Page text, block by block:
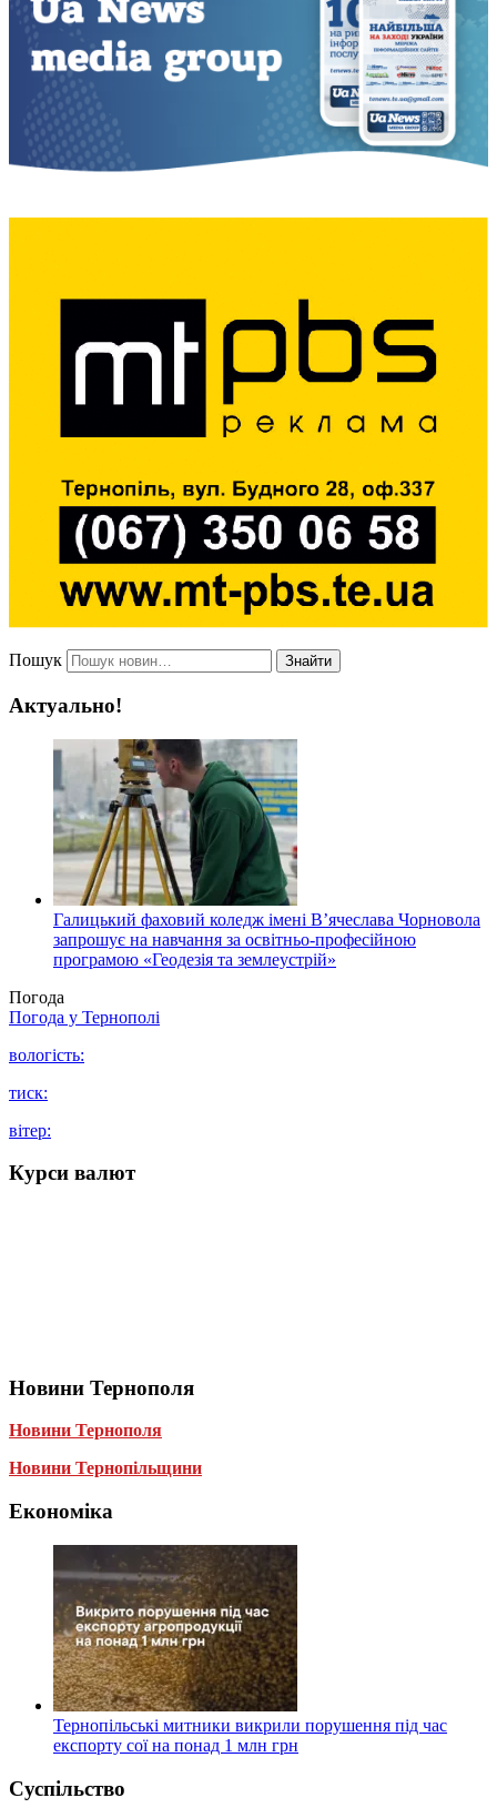
Пошук Знайти
Актуально!
Галицький фаховий коледж імені В’ячеслава Чорновола
запрошує на навчання за освітньо-професійною
програмою «Геодезія та землеустрій»
Погода
Погода у Тернополі
вологість:
тиск:
вітер:
Курси валют
Новини Тернополя
Новини Тернополя
Новини Тернопільщини
Економіка
Тернопільські митники викрили порушення під час
експорту сої на понад 1 млн грн
Суспільство